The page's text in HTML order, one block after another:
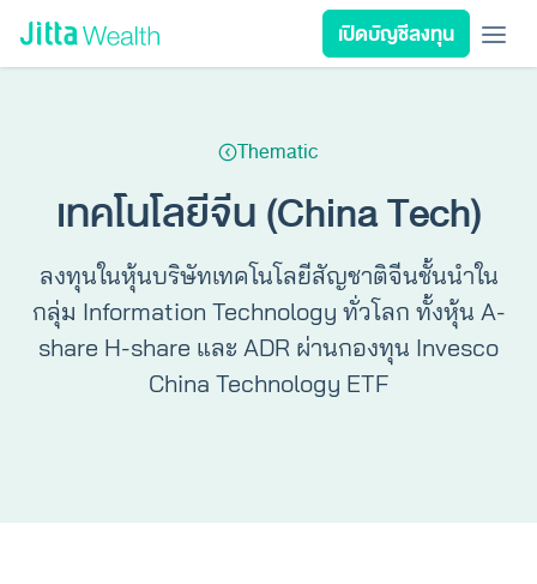
เปิดบัญชีลงทุน
นโยบายลงทุน
รีวิวพอร์ต
วางแผนการเงิน
เกี่ยวกับ Jitta Wealth
Thematic
เทคโนโลยีจีน (China Tech)
ลงทุนในหุ้นบริษัทเทคโนโลยีสัญชาติจีนชั้นนำใน
กลุ่ม Information Technology ทั่วโลก ทั้งหุ้น A-
share H-share และ ADR ผ่านกองทุน Invesco
China Technology ETF